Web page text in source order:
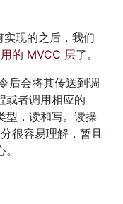
实现的之后，我们
的 MVCC 层了。
后会将其传送到调
或者调用相应的
型，读和写。读操
很容易理解，暂且